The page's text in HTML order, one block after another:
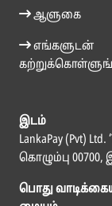
ஆளுகை
எங்களுடன்
இடம்
LankaPay (Pvt)
கொழும்பு
பொது